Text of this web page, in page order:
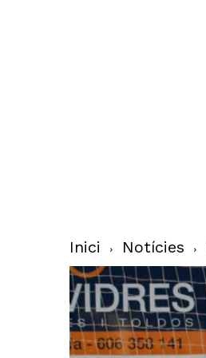
Inici Notícies